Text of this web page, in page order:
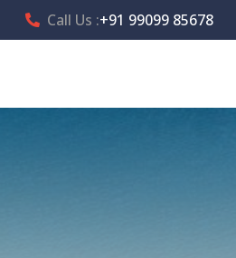
Call Us :+91 99099 85678